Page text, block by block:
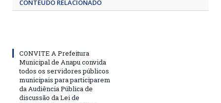
CONTEÚDO RELACIONADO
CONVITE A Prefeitura
Municipal de Anapu convida
todos os servidores públicos
municipais para participarem
da Audiência Pública de
discussão da Lei de